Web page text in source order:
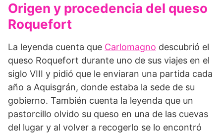
Origen y procedencia del queso
Roquefort
La leyenda cuenta que Carlomagno descubrió el
queso Roquefort durante uno de sus viajes en el
siglo VIII y pidió que le enviaran una partida cada
año a Aquisgrán, donde estaba la sede de su
gobierno. También cuenta la leyenda que un
pastorcillo olvido su queso en una de las cuevas
del lugar y al volver a recogerlo se lo encontró